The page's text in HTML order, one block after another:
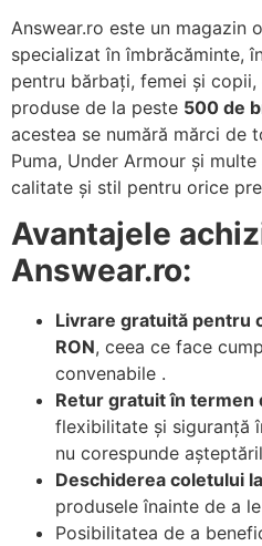
Answear.ro este un magazin
specializat în îmbrăcăminte,
pentru bărbați, femei și
produse de la peste 500 de
acestea se numără mărci de
Puma, Under Armour și
calitate și stil pentru orice
Avantajele
Answear.ro:
Livrare gratuită pentru
RON, ceea ce face
convenabile .
Retur gratuit în termen
flexibilitate și siguranță
nu corespunde
Deschiderea coletului
produsele înainte de a
Posibilitatea de a